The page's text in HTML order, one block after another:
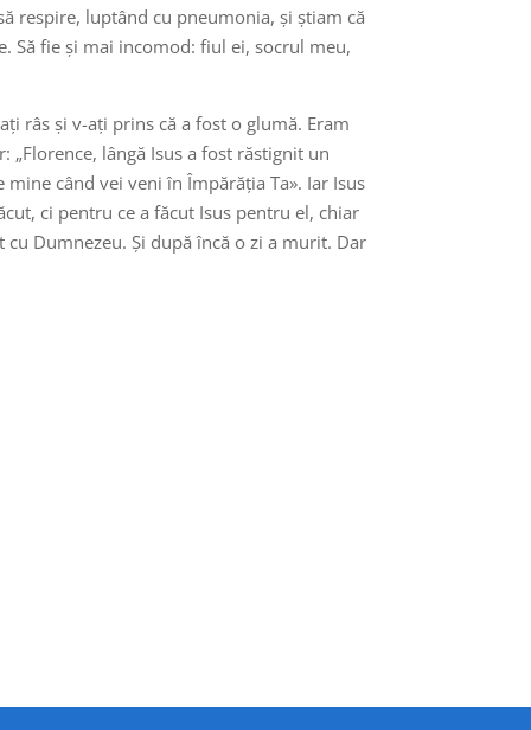
respire, luptând cu pneumonia, și știam că
Să fie și mai incomod: fiul ei, socrul meu,
râs și v-ați prins că a fost o glumă. Eram
lângă Isus a fost răstignit un
când vei veni în Împărăția Ta». Iar Isus
ci pentru ce a făcut Isus pentru el, chiar
Dumnezeu. Și după încă o zi a murit. Dar